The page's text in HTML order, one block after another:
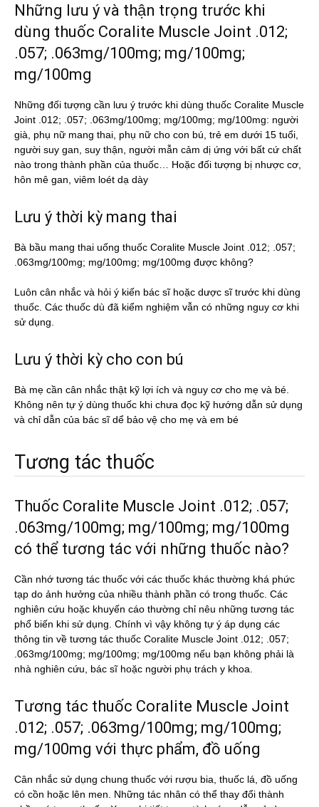
Những lưu ý và thận trọng trước khi
dùng thuốc Coralite Muscle Joint .012;
.057; .063mg/100mg; mg/100mg;
mg/100mg
Những đối tượng cần lưu ý trước khi dùng thuốc Coralite Muscle
Joint .012; .057; .063mg/100mg; mg/100mg; mg/100mg: người
già, phụ nữ mang thai, phụ nữ cho con bú, trẻ em dưới 15 tuổi,
người suy gan, suy thận, người mẫn cảm dị ứng với bất cứ chất
nào trong thành phần của thuốc… Hoặc đối tượng bị nhược cơ,
hôn mê gan, viêm loét dạ dày
Lưu ý thời kỳ mang thai
Bà bầu mang thai uống thuốc Coralite Muscle Joint .012; .057;
.063mg/100mg; mg/100mg; mg/100mg được không?
Luôn cân nhắc và hỏi ý kiến bác sĩ hoặc dược sĩ trước khi dùng
thuốc. Các thuốc dù đã kiểm nghiệm vẫn có những nguy cơ khi
sử dụng.
Lưu ý thời kỳ cho con bú
Bà mẹ cần cân nhắc thật kỹ lợi ích và nguy cơ cho mẹ và bé.
Không nên tự ý dùng thuốc khi chưa đọc kỹ hướng dẫn sử dụng
và chỉ dẫn của bác sĩ dể bảo vệ cho mẹ và em bé
Tương tác thuốc
Thuốc Coralite Muscle Joint .012; .057;
.063mg/100mg; mg/100mg; mg/100mg
có thể tương tác với những thuốc nào?
Cần nhớ tương tác thuốc với các thuốc khác thường khá phức
tạp do ảnh hưởng của nhiều thành phần có trong thuốc. Các
nghiên cứu hoặc khuyến cáo thường chỉ nêu những tương tác
phổ biến khi sử dụng. Chính vì vậy không tự ý áp dụng các
thông tin về tương tác thuốc Coralite Muscle Joint .012; .057;
.063mg/100mg; mg/100mg; mg/100mg nếu bạn không phải là
nhà nghiên cứu, bác sĩ hoặc người phụ trách y khoa.
Tương tác thuốc Coralite Muscle Joint
.012; .057; .063mg/100mg; mg/100mg;
mg/100mg với thực phẩm, đồ uống
Cân nhắc sử dụng chung thuốc với rượu bia, thuốc lá, đồ uống
có cồn hoặc lên men. Những tác nhân có thể thay đổi thành